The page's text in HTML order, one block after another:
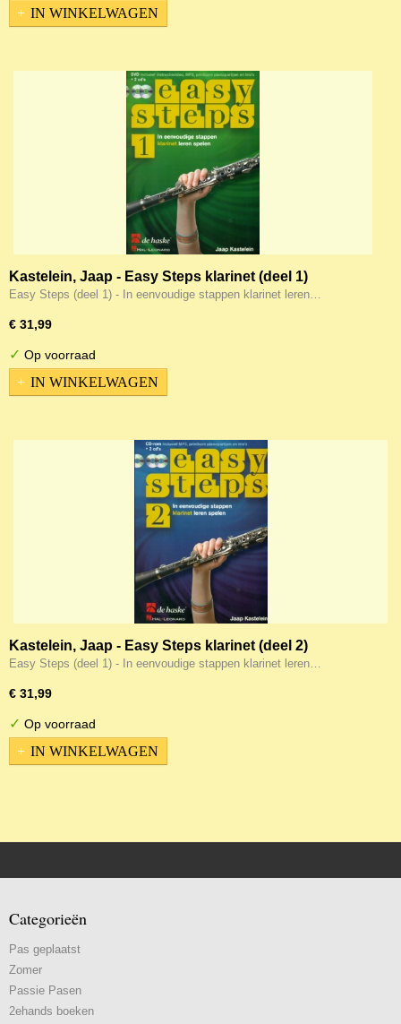
IN WINKELWAGEN
Kastelein, Jaap - Easy Steps klarinet (deel 1)
Easy Steps (deel 1) - In eenvoudige stappen klarinet leren…
€ 31,99
✓ Op voorraad
IN WINKELWAGEN
Kastelein, Jaap - Easy Steps klarinet (deel 2)
Easy Steps (deel 1) - In eenvoudige stappen klarinet leren…
€ 31,99
✓ Op voorraad
IN WINKELWAGEN
Categorieën
Pas geplaatst
Zomer
Passie Pasen
2ehands boeken